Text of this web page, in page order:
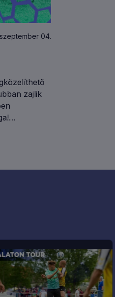
04.
zajlik